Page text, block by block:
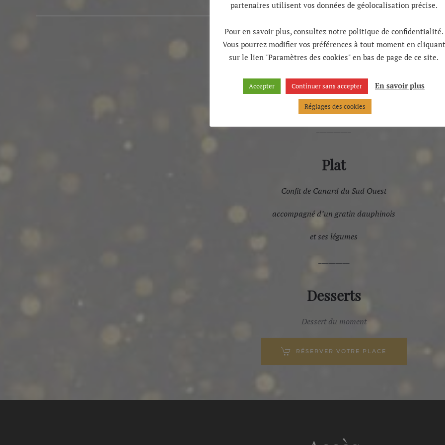
Au Menu
Entrée
Foie grasde canard mi-cuit et son
confit d’oignons au vin de Bergerac
__________
Plat
Confit de Canard du Sud Ouest
accompagné d’un gratin dauphinois
et ses légumes
Desserts
Dessert du moment
RÉSERVER VOTRE PLACE
partenaires utilisent vos données de géolocalisation précise.
Pour en savoir plus, consultez notre politique de confidentialité.
Vous pourrez modifier vos préférences à tout moment en cliquant
sur le lien "Paramètres des cookies" en bas de page de ce site.
Accepter Continuer sans accepter En savoir plus
Réglages des cookies